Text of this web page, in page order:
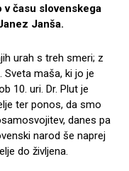
času slovenskega
Janša.
urah s treh smeri; z
Sveta maša, ki jo je
10. uri. Dr. Plut je
ter ponos, da smo
danes pa
narod še naprej
do življena.